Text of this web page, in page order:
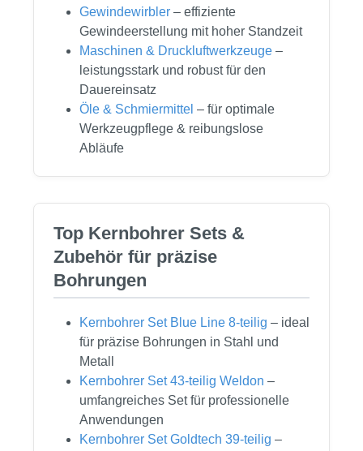
Gewindewirbler – effiziente
Gewindeerstellung mit hoher Standzeit
Maschinen & Druckluftwerkzeuge –
leistungsstark und robust für den
Dauereinsatz
Öle & Schmiermittel – für optimale
Werkzeugpflege & reibungslose
Abläufe
Top Kernbohrer Sets &
Zubehör für präzise
Bohrungen
Kernbohrer Set Blue Line 8-teilig – ideal
für präzise Bohrungen in Stahl und
Metall
Kernbohrer Set 43-teilig Weldon –
umfangreiches Set für professionelle
Anwendungen
Kernbohrer Set Goldtech 39-teilig –